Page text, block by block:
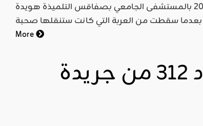
الخبر: توفيت يوم الخميس 01 فيفري 2018 بالمستشفى الجامعي بصفاقس التلميذة هويدة
More
قراءة وتنزيل العدد 312 من جريدة